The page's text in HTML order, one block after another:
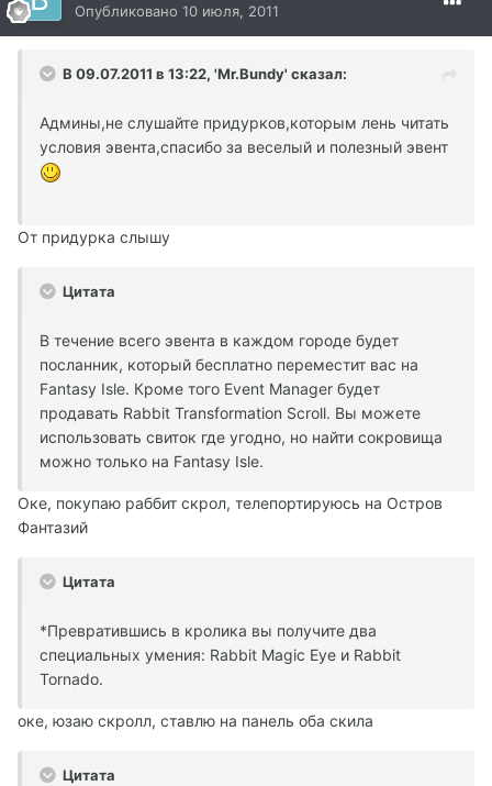
Опубликовано 10 июля, 2011
В 09.07.2011 в 13:22, 'Mr.Bundy' сказал:
Админы,не слушайте придурков,которым лень читать
условия эвента,спасибо за веселый и полезный эвент
От придурка слышу
Цитата
В течение всего эвента в каждом городе будет
посланник, который бесплатно переместит вас на
Fantasy Isle. Кроме того Event Manager будет
продавать Rabbit Transformation Scroll. Вы можете
использовать свиток где угодно, но найти сокровища
можно только на Fantasy Isle.
Оке, покупаю раббит скрол, телепортируюсь на Остров
Фантазий
Цитата
*Превратившись в кролика вы получите два
специальных умения: Rabbit Magic Eye и Rabbit
Tornado.
оке, юзаю скролл, ставлю на панель оба скила
Цитата